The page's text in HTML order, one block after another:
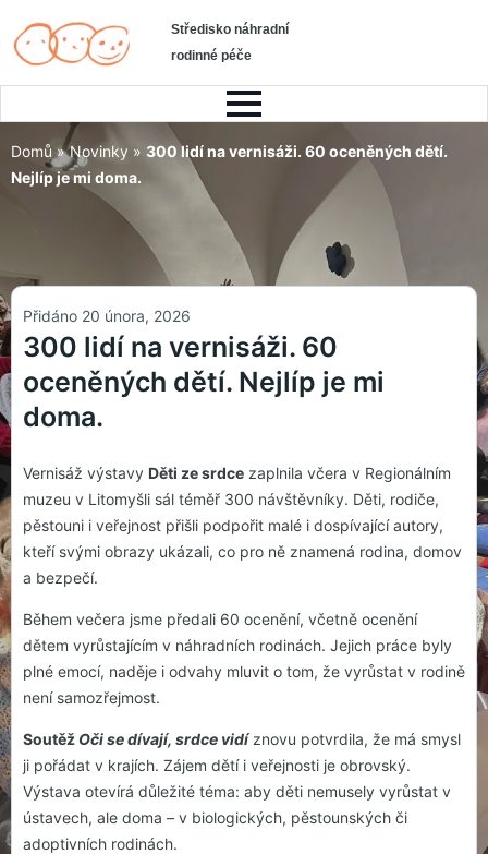
Středisko náhradní
rodinné péče
Domů » Novinky » 300 lidí na vernisáži. 60 oceněných dětí.
Nejlíp je mi doma.
Přidáno 20 února, 2026
300 lidí na vernisáži. 60
oceněných dětí. Nejlíp je mi
doma.
Vernisáž výstavy Děti ze srdce zaplnila včera v Regionálním
muzeu v Litomyšli sál téměř 300 návštěvníky. Děti, rodiče,
pěstouni i veřejnost přišli podpořit malé i dospívající autory,
kteří svými obrazy ukázali, co pro ně znamená rodina, domov
a bezpečí.
Během večera jsme předali 60 ocenění, včetně ocenění
dětem vyrůstajícím v náhradních rodinách. Jejich práce byly
plné emocí, naděje i odvahy mluvit o tom, že vyrůstat v rodině
není samozřejmost.
Soutěž Oči se dívají, srdce vidíznovu potvrdila, že má smysl
ji pořádat v krajích. Zájem dětí i veřejnosti je obrovský.
Výstava otevírá důležité téma: aby děti nemusely vyrůstat v
ústavech, ale doma – v biologických, pěstounských či
adoptivních rodinách.